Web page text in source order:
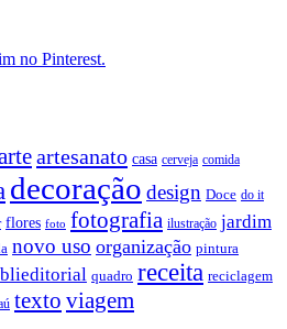
no Pinterest.
artesanato casa cerveja comida
decoração design Doce do it
flores foto fotografia ilustração jardim
novo uso organização pintura
quadro receita reciclagem
texto viagem